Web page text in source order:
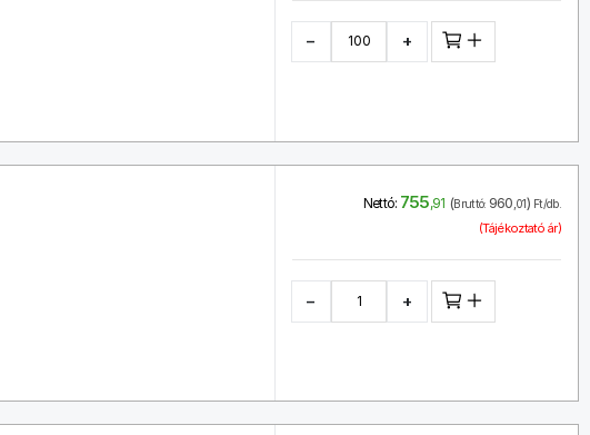
− +
Nettó: 755,91 (Bruttó: 960,01) Ft/db.
(Tájékoztató ár)
− +